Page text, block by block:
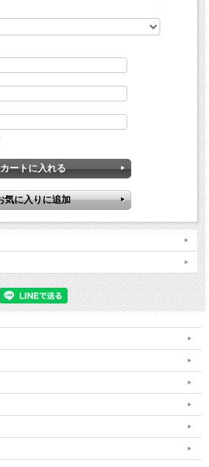
しております。フィットさせるならこちらをお
ちらから >>
希望のデザインをお選びください。
サイズチャートにて「ガース」を基本に各サイ
ください。
て
が重ならないために当店では、『エリア制限』
会、期日、エリア制限のご記入をお願いいたし
九州）